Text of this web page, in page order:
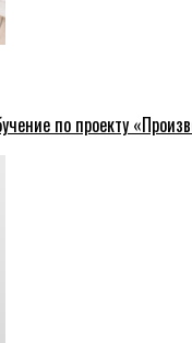
по проекту